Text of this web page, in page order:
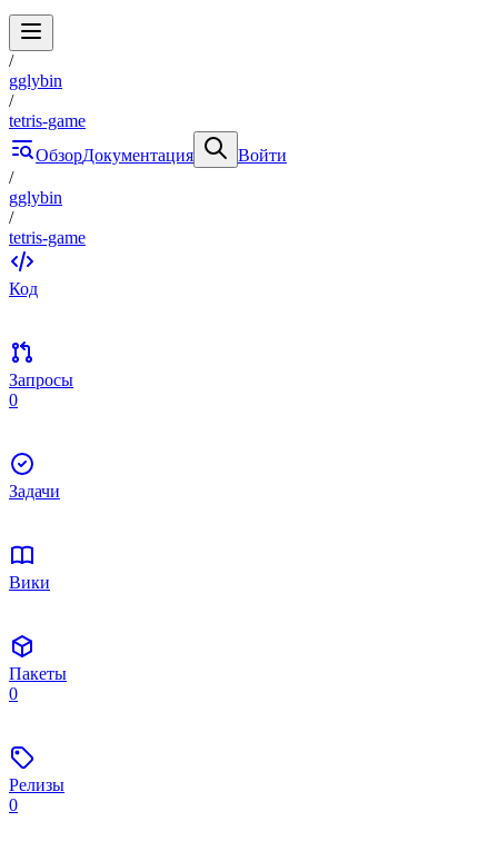
/
gglybin
/
tetris-game
ОбзорДокументация
Войти
/
gglybin
/
tetris-game
Код
Запросы
0
Задачи
Вики
Пакеты
0
Релизы
0